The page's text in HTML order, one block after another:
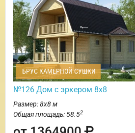
БРУС КАМЕРНОЙ СУШКИ
№126 Дом с эркером 8х8
Размер: 8х8 м
Общая площадь: 58.52